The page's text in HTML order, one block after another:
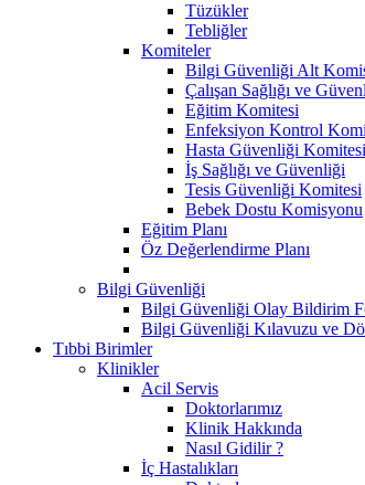
Tüzükler
Tebliğler
Komiteler
Bilgi Güvenliği Alt
Çalışan Sağlığı ve
Eğitim Komitesi
Enfeksiyon Kontrol
Hasta Güvenliği Komitesi
İş Sağlığı ve Güvenliği
Tesis Güvenliği Komitesi
Bebek Dostu Komisyonu
Eğitim Planı
Öz Değerlendirme Planı
Bilgi Güvenliği
Bilgi Güvenliği Olay Bildirim
Bilgi Güvenliği Kılavuzu ve
Tıbbi Birimler
Klinikler
Acil Servis
Doktorlarımız
Klinik Hakkında
Nasıl Gidilir ?
İç Hastalıkları